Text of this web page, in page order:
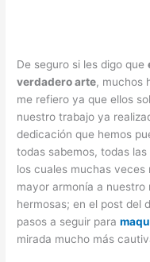
De seguro si les digo que
verdadero arte, muchos
me refiero ya que ellos
nuestro trabajo ya
dedicación que hemos
todas sabemos, todas
los cuales muchas
mayor armonía a
hermosas; en el post del
pasos a seguir para
mirada mucho más